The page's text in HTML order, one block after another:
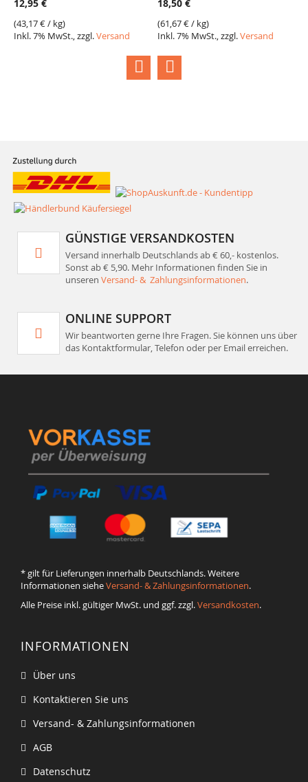
12,95 €
(43,17 €/ kg)
Inkl. 7% MwSt., zzgl.Versand
18,50 €
(61,67 €/ kg)
Inkl. 7% MwSt., zzgl.Versand
GÜNSTIGE VERSANDKOSTEN
Versand innerhalb Deutschlands ab € 60,- kostenlos.
Sonst ab € 5,90. Mehr Informationen finden Sie in
unseren Versand- & Zahlungsinformationen.
ONLINE SUPPORT
Wir beantworten gerne Ihre Fragen. Sie können uns über
das Kontaktformular, Telefon oder per Email erreichen.
* gilt für Lieferungen innerhalb Deutschlands. Weitere
Informationen sieheVersand- & Zahlungsinformationen.
Alle Preise inkl. gültiger MwSt. und ggf. zzgl.Versandkosten.
INFORMATIONEN
Über uns
Kontaktieren Sie uns
Versand- & Zahlungsinformationen
AGB
Datenschutz